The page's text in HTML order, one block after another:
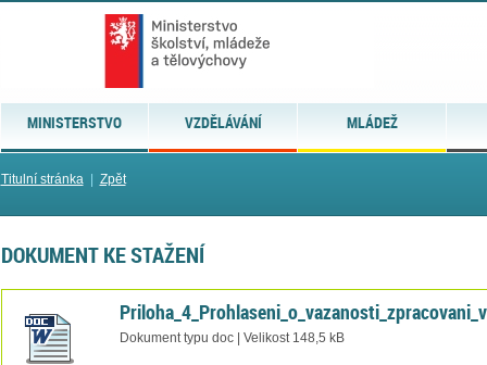
MINISTERSTVO VZDĚLÁVÁNÍ MLÁDEŽ
Titulní stránka| Zpět
DOKUMENT KE STAŽENÍ
Dokument typu doc | Velikost 148,5 kB